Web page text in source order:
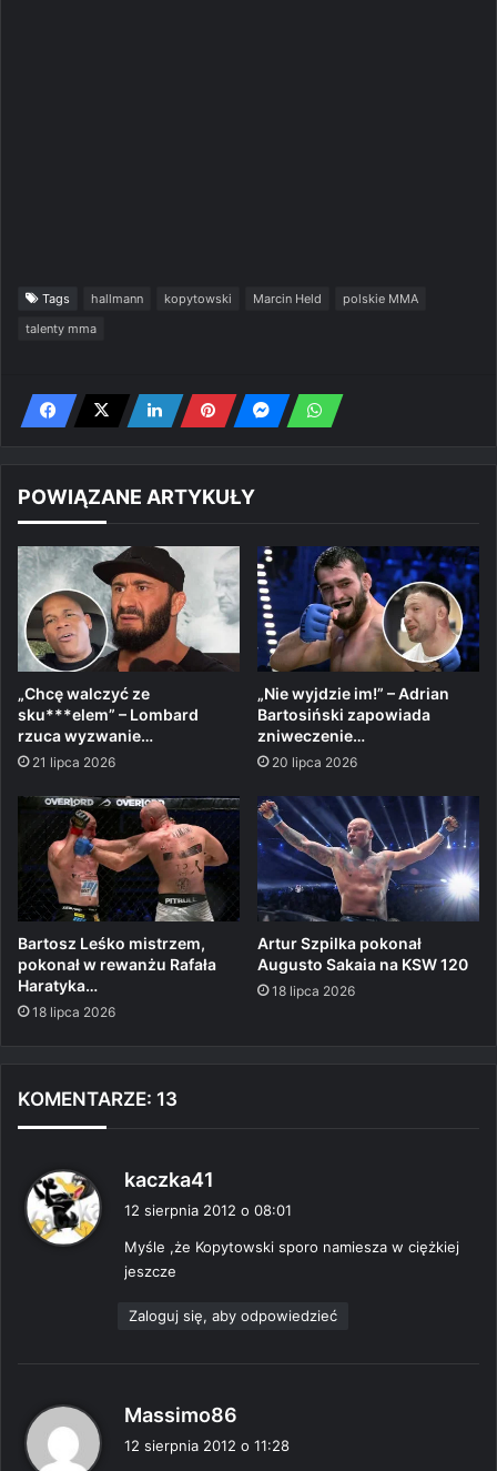
Tags hallmann kopytowski Marcin Held
polskie MMA
talenty mma
POWIĄZANE ARTYKUŁY
„Chcę walczyć ze
sku***elem” – Lombard
rzuca wyzwanie…
21 lipca 2026
„Nie wyjdzie im!” – Adrian
Bartosiński zapowiada
zniweczenie…
20 lipca 2026
Bartosz Leśko mistrzem,
pokonał w rewanżu Rafała
Haratyka…
18 lipca 2026
Artur Szpilka pokonał
Augusto Sakaia na KSW 120
18 lipca 2026
KOMENTARZE: 13
kaczka41
z
12 sierpnia 2012 o 08:01
Myśle ,że Kopytowski sporo namiesza w ciężkiej
jeszcze
Zaloguj się, aby odpowiedzieć
Massimo86
12 sierpnia 2012 o 11:28